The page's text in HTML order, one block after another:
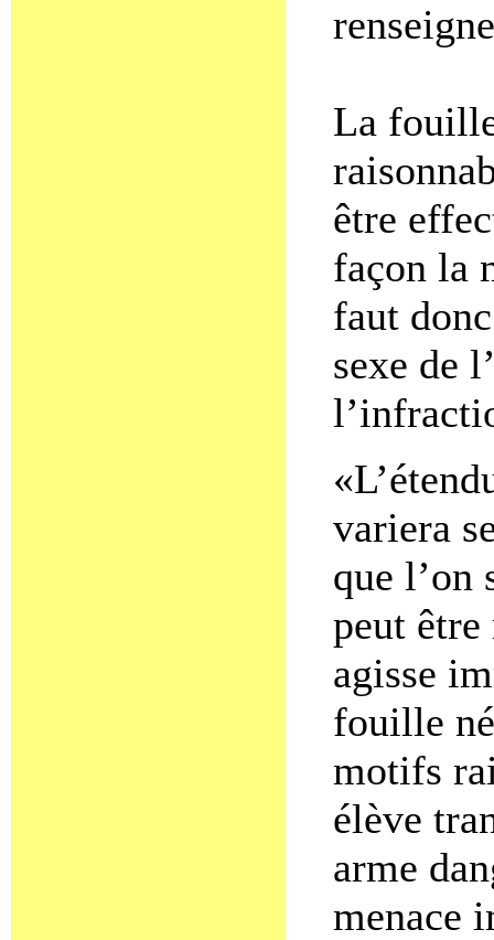
La
être
façon la
faut
sexe de
variera
que l’on
peut être
agisse
fouille
motifs
élève
arme
menace